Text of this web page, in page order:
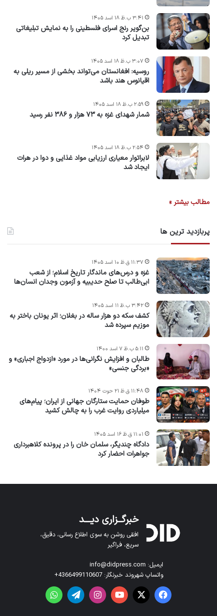
بن‌گویر رنج اسرای فلسطینی را به نمایش تبلیغاتی
تبدیل کرد
۳:۴۱ ب.ظ ۱۸ اسد ۱۴۰۵
روسیه: افغانستان می‌تواند بخشی از مسیر ریلی به
اقیانوس هند باشد
۳:۰۷ ب.ظ ۱۸ اسد ۱۴۰۵
شمار شهدای غزه به ۷۳ هزار و ۳۸۶ نفر رسید
۲:۵۹ ب.ظ ۱۸ اسد ۱۴۰۵
لابراتوار معیاری ارزیابی مواد غذایی و دوا در هرات
ایجاد شد
۲:۵۴ ب.ظ ۱۸ اسد ۱۴۰۵
مطالب بیشتر »
پربازدید ترین ها
غزه و درس‌های ماندگار تاریخ اسلام؛ از شعب
ابی‌طالب تا صلح حدیبیه و آزمون وجدان انسان‌ها
۱۱:۳۷ ق.ظ ۱۰ اسد ۱۴۰۵
کشف سکه دو هزار ساله در بغلان؛ اثر یونان باختر به
موزیم سپرده شد
۳:۴۲ ب.ظ ۱۱ اسد ۱۴۰۵
طالبان و افزایش نگرانی‌ها در مورد «ازدواج اجباری» و
«بردگی جنسی»
۵:۱۱ ب.ظ ۷ اسد ۱۴۰۰
طوفان حمایت ستارگان جهانی از ایران؛ پیام‌های
میلیاردی روایت غرب را به چالش کشید
۱۱:۴۸ ق.ظ ۲۱ حوت ۱۴۰۴
دادگاه چندیگر، سلمان خان را در پرونده کلاهبرداری
جواهرات احضار کرد
۱۱:۰۱ ق.ظ ۱۶ اسد ۱۴۰۵
خبرگــزاری دیـــد
افقی روشن به سوی اطلاع رسانی، دقیق،
سریع، فراگیر
ایمیل: info@didpress.com
واتساپ شهروند خبرنگار: 4366499110607+
فیس بوک X یوتیوباینستاگرامتلگرامواتس آپ